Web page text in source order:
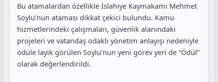
Bu atamalardan özellikle İslahiye Kaymakamı Mehmet
Soylu’nun ataması dikkat çekici bulundu. Kamu
hizmetlerindeki çalışmaları, güvenlik alanındaki
projeleri ve vatandaş odaklı yönetim anlayışı nedeniyle
ödüle layık görülen Soylu’nun yeni görev yeri de “Ödül”
olarak değerlendirildi.